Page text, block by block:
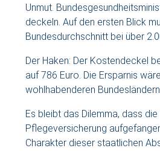
Unmut.
deckeln. Auf den ersten Blick
Bundesdurchschnitt bei über
Der Haken: Der Kostendeckel
auf 786 Euro. Die Ersparnis
wohlhabenderen
Es bleibt das Dilemma, dass
Pflegeversicherung
Charakter dieser staatlichen